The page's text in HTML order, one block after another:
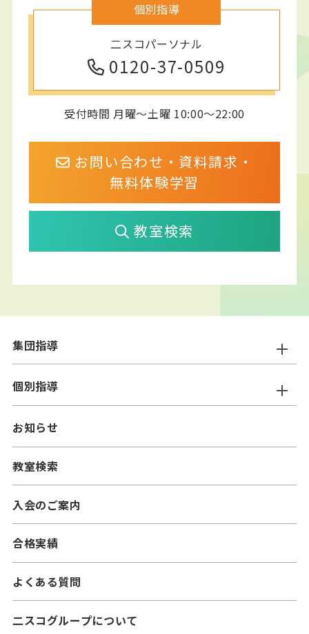
個別指導
二スコパーソナル
0120-37-0509
受付時間 月曜～土曜 10:00～22:00
お問い合わせ・資料請求・
無料体験学習
教室検索
お知らせ
教室検索
入会のご案内
合格実績
よくある質問
二スコグループについて
集団指導
ニスコ進学スクール
━小学生コース
━中学生コース
━中学生コース
個別指導
ニスコパーソナル
━小学生コース
━中学生コース
━高校生コース